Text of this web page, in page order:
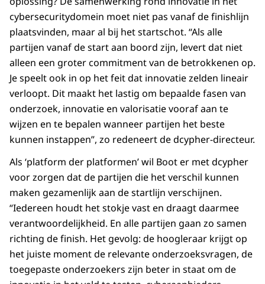
cybersecuritydomein moet niet pas vanaf de finishlijn
plaatsvinden, maar al bij het startschot. “Als alle
partijen vanaf de start aan boord zijn, levert dat niet
alleen een groter commitment van de betrokkenen op.
Je speelt ook in op het feit dat innovatie zelden lineair
verloopt. Dit maakt het lastig om bepaalde fasen van
onderzoek, innovatie en valorisatie vooraf aan te
wijzen en te bepalen wanneer partijen het beste
kunnen instappen”, zo redeneert de dcypher-directeur.
Als ‘platform der platformen’ wil Boot er met dcypher
voor zorgen dat de partijen die het verschil kunnen
maken gezamenlijk aan de startlijn verschijnen.
“Iedereen houdt het stokje vast en draagt daarmee
verantwoordelijkheid. En alle partijen gaan zo samen
richting de finish. Het gevolg: de hoogleraar krijgt op
het juiste moment de relevante onderzoeksvragen, de
toegepaste onderzoekers zijn beter in staat om de